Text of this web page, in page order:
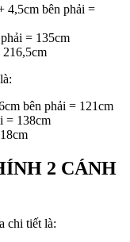
4,5cm bên phải =
= 135cm
216,5cm
bên phải = 121cm
= 138cm
2 CÁNH
chi tiết là: